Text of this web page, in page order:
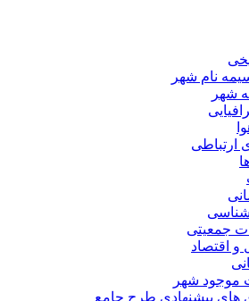
نام شهر
شهر
ارتباطی
جمعیتی
و اقتصاد
موجود شهر
های پیشنهادی طرح جامع